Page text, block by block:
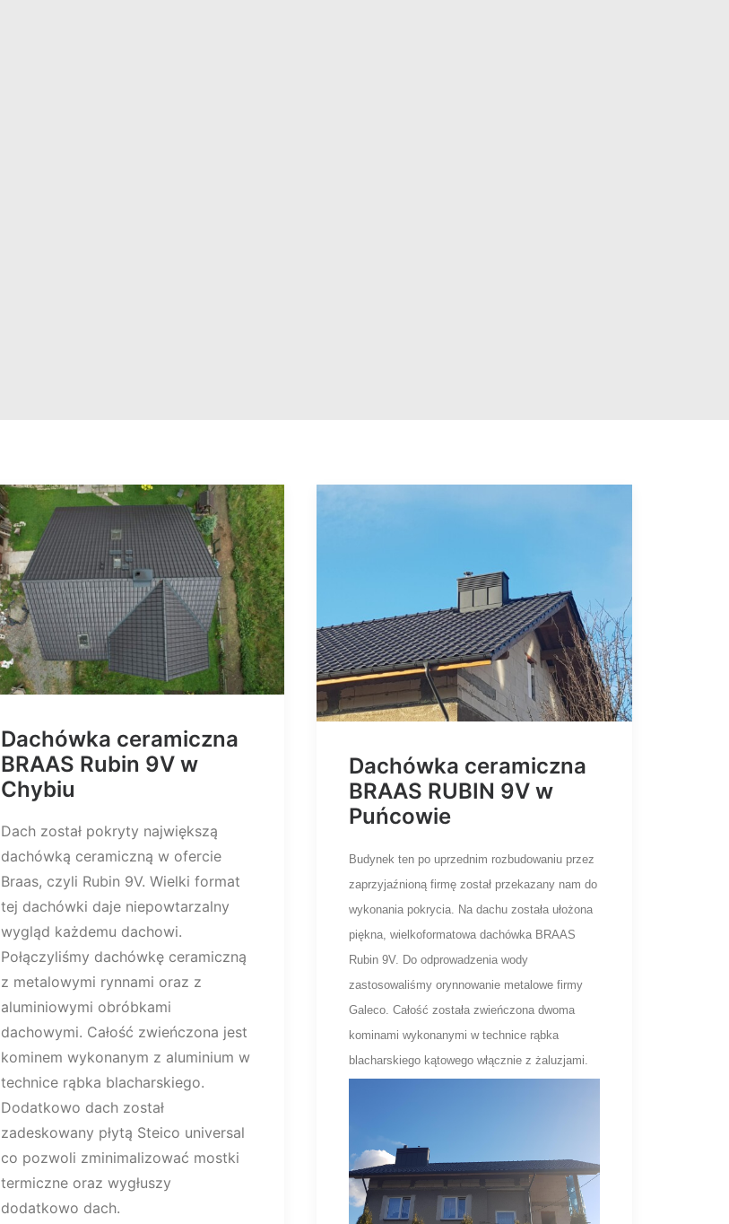
Dachówka ceramiczna
BRAAS Rubin 9V w
Chybiu
Dach został pokryty największą
dachówką ceramiczną w ofercie
Braas, czyli Rubin 9V. Wielki format
tej dachówki daje niepowtarzalny
wygląd każdemu dachowi.
Połączyliśmy dachówkę ceramiczną
z metalowymi rynnami oraz z
aluminiowymi obróbkami
dachowymi. Całość zwieńczona jest
kominem wykonanym z aluminium w
technice rąbka blacharskiego.
Dodatkowo dach został
zadeskowany płytą Steico universal
co pozwoli zminimalizować mostki
termiczne oraz wygłuszy
dodatkowo dach.
Dachówka ceramiczna
BRAAS RUBIN 9V w
Puńcowie
Budynek ten po uprzednim rozbudowaniu przez
zaprzyjaźnioną firmę został przekazany nam do
wykonania pokrycia. Na dachu została ułożona
piękna, wielkoformatowa dachówka BRAAS
Rubin 9V. Do odprowadzenia wody
zastosowaliśmy orynnowanie metalowe firmy
Galeco. Całość została zwieńczona dwoma
kominami wykonanymi w technice rąbka
blacharskiego kątowego włącznie z żaluzjami.